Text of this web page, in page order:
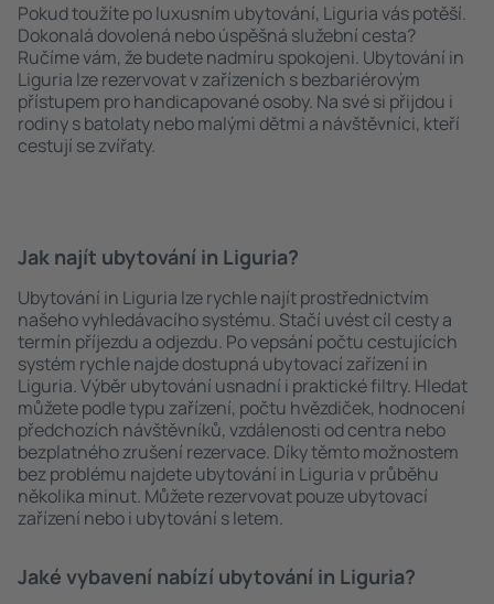
Pokud toužíte po luxusním ubytování, Liguria vás potěší.
Dokonalá dovolená nebo úspěšná služební cesta?
Ručíme vám, že budete nadmíru spokojeni. Ubytování in
Liguria lze rezervovat v zařízeních s bezbariérovým
přístupem pro handicapované osoby. Na své si přijdou i
rodiny s batolaty nebo malými dětmi a návštěvníci, kteří
cestují se zvířaty.
Jak najít ubytování in Liguria?
Ubytování in Liguria lze rychle najít prostřednictvím
našeho vyhledávacího systému. Stačí uvést cíl cesty a
termín příjezdu a odjezdu. Po vepsání počtu cestujících
systém rychle najde dostupná ubytovací zařízení in
Liguria. Výběr ubytování usnadní i praktické filtry. Hledat
můžete podle typu zařízení, počtu hvězdiček, hodnocení
předchozích návštěvníků, vzdálenosti od centra nebo
bezplatného zrušení rezervace. Díky těmto možnostem
bez problému najdete ubytování in Liguria v průběhu
několika minut. Můžete rezervovat pouze ubytovací
zařízení nebo i ubytování s letem.
Jaké vybavení nabízí ubytování in Liguria?